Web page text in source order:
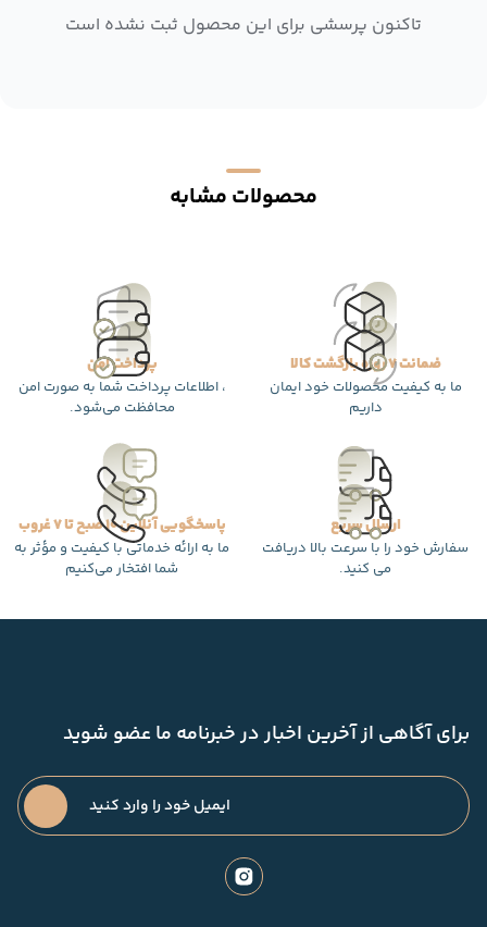
تاکنون پرسشی برای این محصول ثبت نشده است
محصولات مشابه
ضمانت 7 روزه بازگشت کالا
ما به کیفیت محصولات خود ایمان
داریم
پرداخت امن
، اطلاعات پرداخت شما به صورت امن
محافظت می‌شود.
ارسال سریع
سفارش خود را با سرعت بالا دریافت
می کنید.
پاسخگویی آنلاین 10 صبح تا 7 غروب
ما به ارائه خدماتی با کیفیت و مؤثر به
شما افتخار می‌کنیم
برای آگاهی از آخرین اخبار در خبرنامه ما عضو شوید